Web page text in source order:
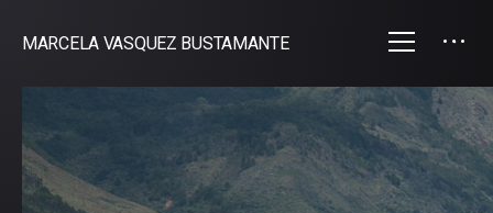
MARCELA VASQUEZ BUSTAMANTE